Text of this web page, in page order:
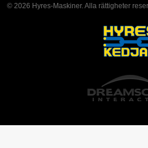
© 2026 Hyres-Maskiner. Alla rättigheter